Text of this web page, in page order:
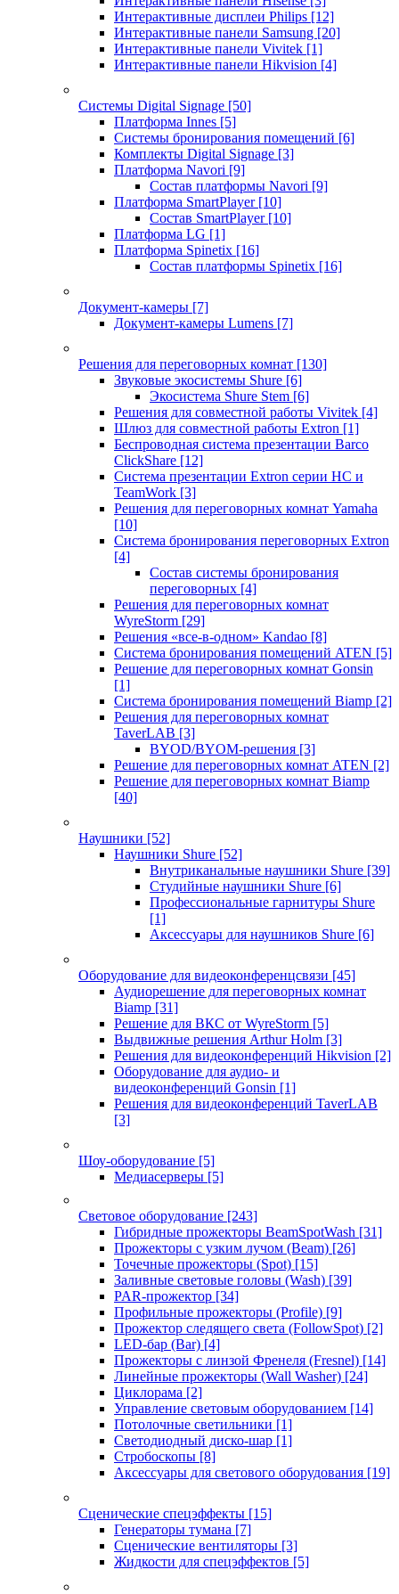
Интерактивные дисплеи Philips [12]
Интерактивные панели Samsung [20]
Интерактивные панели Vivitek [1]
Интерактивные панели Hikvision [4]
Системы Digital Signage [50]
Платформа Innes [5]
Системы бронирования помещений [6]
Комплекты Digital Signage [3]
Платформа Navori [9]
Состав платформы Navori [9]
Платформа SmartPlayer [10]
Состав SmartPlayer [10]
Платформа LG [1]
Платформа Spinetix [16]
Состав платформы Spinetix [16]
Документ-камеры [7]
Документ-камеры Lumens [7]
Решения для переговорных комнат [130]
Звуковые экосистемы Shure [6]
Экосистема Shure Stem [6]
Решения для совместной работы Vivitek [4]
Шлюз для совместной работы Extron [1]
Беспроводная система презентации Barco
ClickShare [12]
Система презентации Extron серии HC и
TeamWork [3]
Решения для переговорных комнат Yamaha
[10]
Система бронирования переговорных Extron
[4]
Состав системы бронирования
переговорных [4]
Решения для переговорных комнат
WyreStorm [29]
Решения «все-в-одном» Kandao [8]
Система бронирования помещений ATEN [5]
Решение для переговорных комнат Gonsin
[1]
Система бронирования помещений Biamp [2]
Решения для переговорных комнат
TaverLAB [3]
BYOD/BYOM-решения [3]
Решение для переговорных комнат ATEN [2]
Решение для переговорных комнат Biamp
[40]
Наушники [52]
Наушники Shure [52]
Внутриканальные наушники Shure [39]
Студийные наушники Shure [6]
Профессиональные гарнитуры Shure
[1]
Аксессуары для наушников Shure [6]
Оборудование для видеоконференцсвязи [45]
Аудиорешение для переговорных комнат
Biamp [31]
Решение для ВКС от WyreStorm [5]
Выдвижные решения Arthur Holm [3]
Решения для видеоконференций Hikvision [2]
Оборудование для аудио- и
видеоконференций Gonsin [1]
Решения для видеоконференций TaverLAB
[3]
Шоу-оборудование [5]
Медиасерверы [5]
Световое оборудование [243]
Гибридные прожекторы BeamSpotWash [31]
Прожекторы с узким лучом (Beam) [26]
Точечные прожекторы (Spot) [15]
Заливные световые головы (Wash) [39]
PAR-прожектор [34]
Профильные прожекторы (Profile) [9]
Прожектор следящего света (FollowSpot) [2]
LED-бар (Bar) [4]
Прожекторы с линзой Френеля (Fresnel) [14]
Линейные прожекторы (Wall Washer) [24]
Циклорама [2]
Управление световым оборудованием [14]
Потолочные светильники [1]
Светодиодный диско-шар [1]
Стробоскопы [8]
Аксессуары для светового оборудования [19]
Сценические спецэффекты [15]
Генераторы тумана [7]
Сценические вентиляторы [3]
Жидкости для спецэффектов [5]